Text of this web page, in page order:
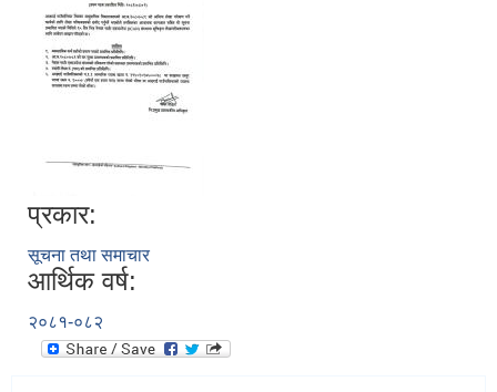
प्रकार:
सूचना तथा समाचार
आर्थिक वर्ष:
२०८१-०८२